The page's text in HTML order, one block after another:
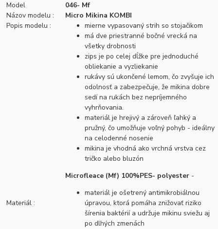
Model
046- Mf
Názov modelu :
Micro Mikina KOMBI
Popis modelu :
mierne vypasovaný strih so stojačikom
má dve priestranné bočné vrecká na
všetky drobnosti
zips je po celej dĺžke pre jednoduché
obliekanie a vyzliekanie
rukávy sú ukončené lemom, čo zvyšuje ich
odolnosť a zabezpečuje, že mikina dobre
sedí na rukách bez nepríjemného
vyhrňovania.
materiál je hrejivý a zároveň ľahký a
pružný, čo umožňuje voľný pohyb - ideálny
na celodenné nosenie
mikina je vhodná ako vrchná vrstva cez
tričko alebo bluzón
Materiál :
Microfleace (Mf) 100%PES- polyester -
materiál je ošetrený antimikrobiálnou
úpravou, ktorá pomáha znižovať riziko
šírenia baktérií a udržuje mikinu sviežu aj
po dlhých zmenách